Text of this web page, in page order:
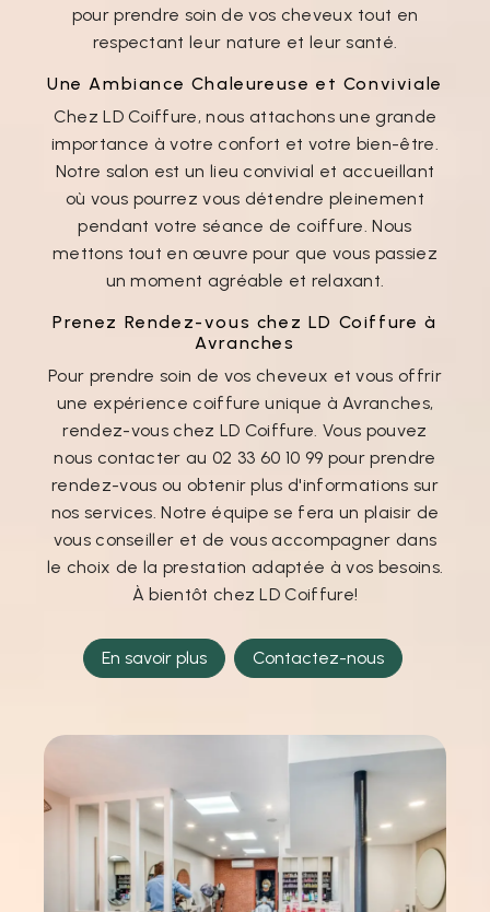
pour prendre soin de vos cheveux tout en
respectant leur nature et leur santé.
Une Ambiance Chaleureuse et Conviviale
Chez LD Coiffure, nous attachons une grande
importance à votre confort et votre bien-être.
Notre salon est un lieu convivial et accueillant
où vous pourrez vous détendre pleinement
pendant votre séance de coiffure. Nous
mettons tout en œuvre pour que vous passiez
un moment agréable et relaxant.
Prenez Rendez-vous chez LD Coiffure à
Avranches
Pour prendre soin de vos cheveux et vous offrir
une expérience coiffure unique à Avranches,
rendez-vous chez LD Coiffure. Vous pouvez
nous contacter au 02 33 60 10 99 pour prendre
rendez-vous ou obtenir plus d'informations sur
nos services. Notre équipe se fera un plaisir de
vous conseiller et de vous accompagner dans
le choix de la prestation adaptée à vos besoins.
À bientôt chez LD Coiffure!
En savoir plus Contactez-nous